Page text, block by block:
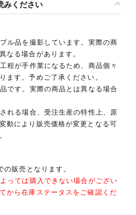
みください
ル品を撮影しています。実際の商
なる場合があります。
程が手作業になるため、商品個々
ます。予めご了承ください。
です。実際の商品とは異なる場合
れる場合、受注生産の特性上、原
動により販売価格が変更となる可
の販売となります。
っては購入できない場合がござい
から在庫ステータスをご確認くだ